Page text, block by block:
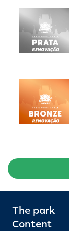
INFO
INFO
The park
Content